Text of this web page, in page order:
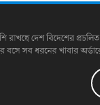
রাখছে দেশ বিদেশের
বসে সব ধরনের খাবার